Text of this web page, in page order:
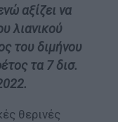
αξίζει να
λιανικού
του διμήνου
τα 7 δισ.
θερινές